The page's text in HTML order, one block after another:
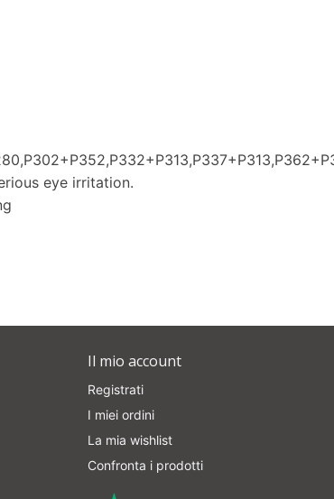
eye irritation.
Il mio account
Registrati
I miei ordini
La mia wishlist
Confronta i prodotti